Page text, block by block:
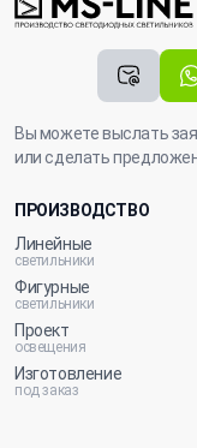
Вы можете выслать
или сделать
ПРОИЗВОДСТВО
Линейные
светильники
Фигурные
светильники
Проект
освещения
Изготовление
под заказ